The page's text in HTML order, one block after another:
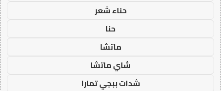
حناء شعر
حنا
ماتشا
شاي ماتشا
شدات ببجي تمارا